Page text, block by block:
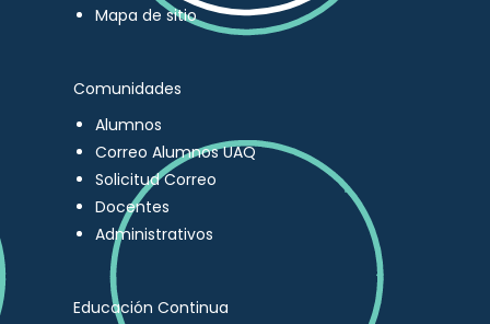
Mapa de sitio
Comunidades
Alumnos
Correo Alumnos UAQ
Solicitud Correo
Docentes
Administrativos
Educación Continua